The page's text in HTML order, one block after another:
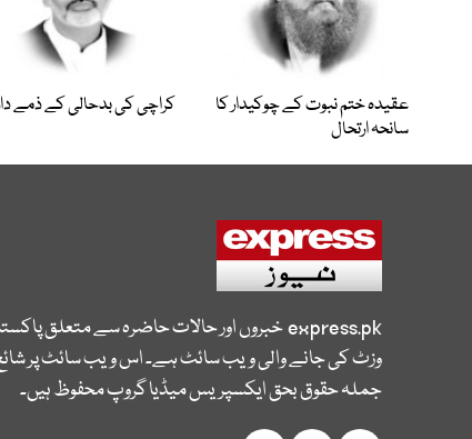
عقیدہ ختم نبوت کے چوکیدار کا
سانحہ ارتحال
کراچی کی بدحالی کے ذمے
express.pkخبروں اور حالات حاضرہ سے متعلق
وزٹ کی جانے والی ویب سائٹ ہے۔ اس ویب سائٹ پر
جملہ حقوق بحق ایکسپریس میڈیا گروپ محفوظ ہیں۔